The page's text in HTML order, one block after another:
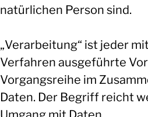
natürlichen Person sind.
„Verarbeitung“ ist jeder
Verfahren ausgeführte
Vorgangsreihe im
Daten. Der Begriff reicht